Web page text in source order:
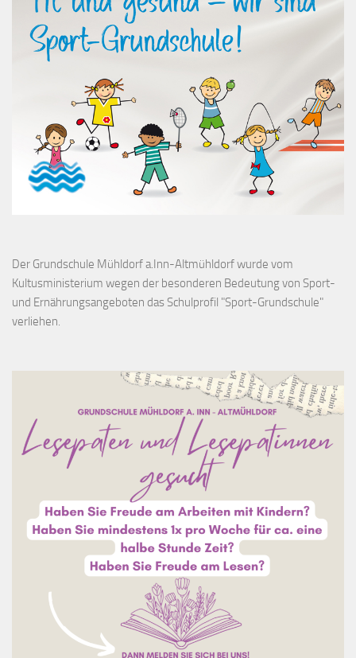
Der Grundschule Mühldorf a.Inn-Altmühldorf wurde vom
Kultusministerium wegen der besonderen Bedeutung von Sport-
und Ernährungsangeboten das Schulprofil "Sport-Grundschule"
verliehen.